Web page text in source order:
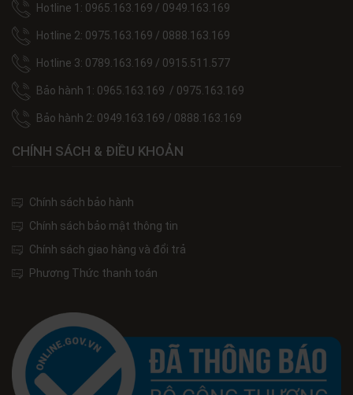
Hotline 1: 0965.163.169 / 0949.163.169
Hotline 2: 0975.163.169 / 0888.163.169
Hotline 3: 0789.163.169 / 0915.511.577
Bảo hành 1: 0965.163.169 / 0975.163.169
Bảo hành 2: 0949.163.169 / 0888.163.169
CHÍNH SÁCH & ĐIỀU KHOẢN
Chính sách bảo hành
Chính sách bảo mật thông tin
Chính sách giao hàng và đổi trả
Phương Thức thanh toán